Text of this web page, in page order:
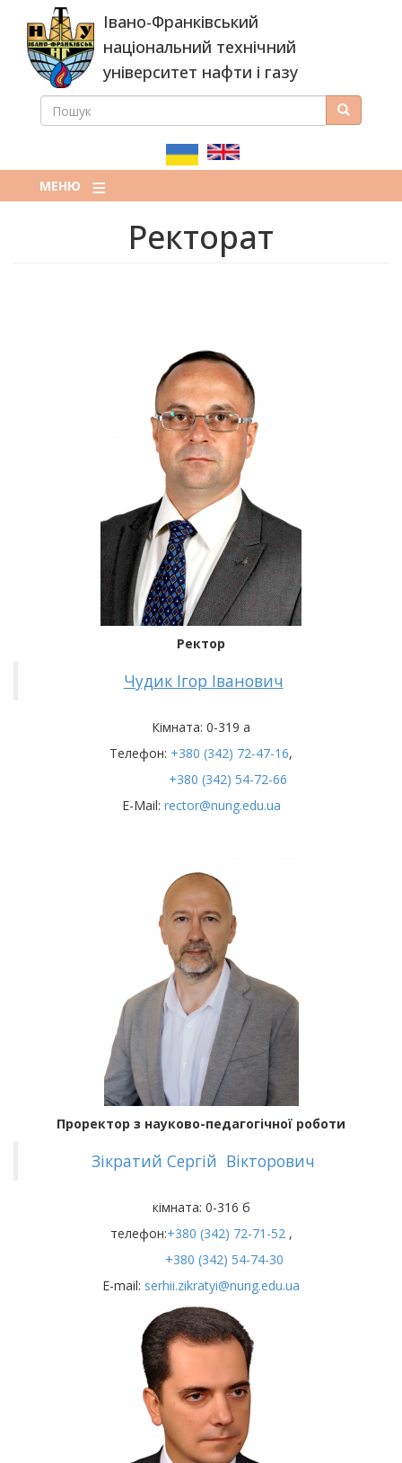
основного
вмісту
Івано-Франківський
національний технічний
університет нафти і газу
ПОШУКОВА
ПОШУК Пошук
МЕНЮ
Ректорат
Ректор
Чудик Ігор Іванович
Кімната: 0-319 а
Телефон: +380 (342) 72-47-16,
+380 (342) 54-72-66
E-Mail: rector@nung.edu.ua
Проректор з науково-педагогічної роботи
Зікратий Сергій Вікторович
кімната: 0-316 б
телефон:+380 (342) 72-71-52,
+380 (342) 54-74-30
Е-mail: serhii.zikratyi@nung.edu.ua